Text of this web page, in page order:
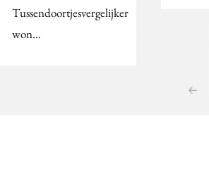
Tussendoortjesvergelijker
won…